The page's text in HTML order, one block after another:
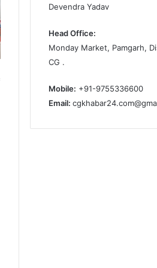
Devendra Yadav
Head Office:
Monday Market, Pamgarh,
CG .
Mobile: +91-9755336600
Email: